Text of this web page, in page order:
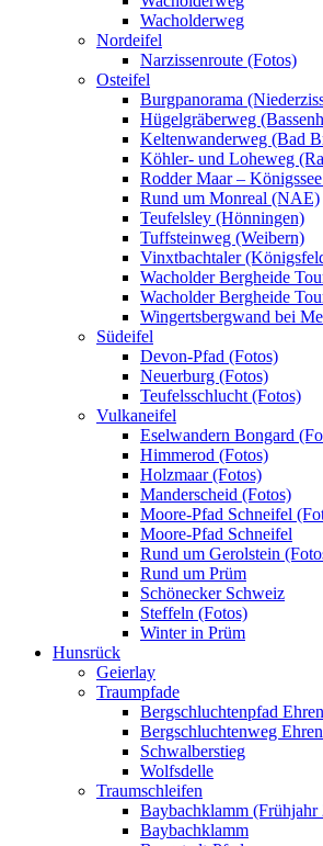
Wacholderweg
Nordeifel
Narzissenroute (Fotos)
Osteifel
Burgpanorama
Hügelgräberweg
Keltenwanderweg (Bad
Köhler- und Loheweg
Rodder Maar –
Rund um Monreal (NAE)
Teufelsley (Hönningen)
Tuffsteinweg (Weibern)
Vinxtbachtaler
Wacholder Bergheide
Wacholder Bergheide
Wingertsbergwand bei
Südeifel
Devon-Pfad (Fotos)
Neuerburg (Fotos)
Teufelsschlucht (Fotos)
Vulkaneifel
Eselwandern Bongard
Himmerod (Fotos)
Holzmaar (Fotos)
Manderscheid (Fotos)
Moore-Pfad Schneifel
Moore-Pfad Schneifel
Rund um Gerolstein
Rund um Prüm
Schönecker Schweiz
Steffeln (Fotos)
Winter in Prüm
Hunsrück
Geierlay
Traumpfade
Bergschluchtenpfad
Bergschluchtenweg
Schwalberstieg
Wolfsdelle
Traumschleifen
Baybachklamm (Frühjahr
Baybachklamm